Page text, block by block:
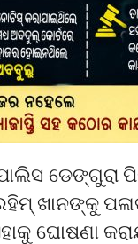
ଖାନଙ୍କୁ
ଘୋଷଣା